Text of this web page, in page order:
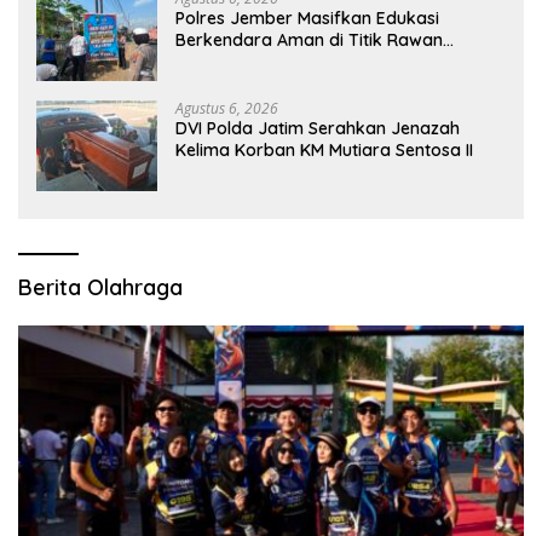
Polres Jember Masifkan Edukasi
Berkendara Aman di Titik Rawan
Agustus 6, 2026
DVI Polda Jatim Serahkan Jenazah
Kelima Korban KM Mutiara Sentosa II
Berita Olahraga